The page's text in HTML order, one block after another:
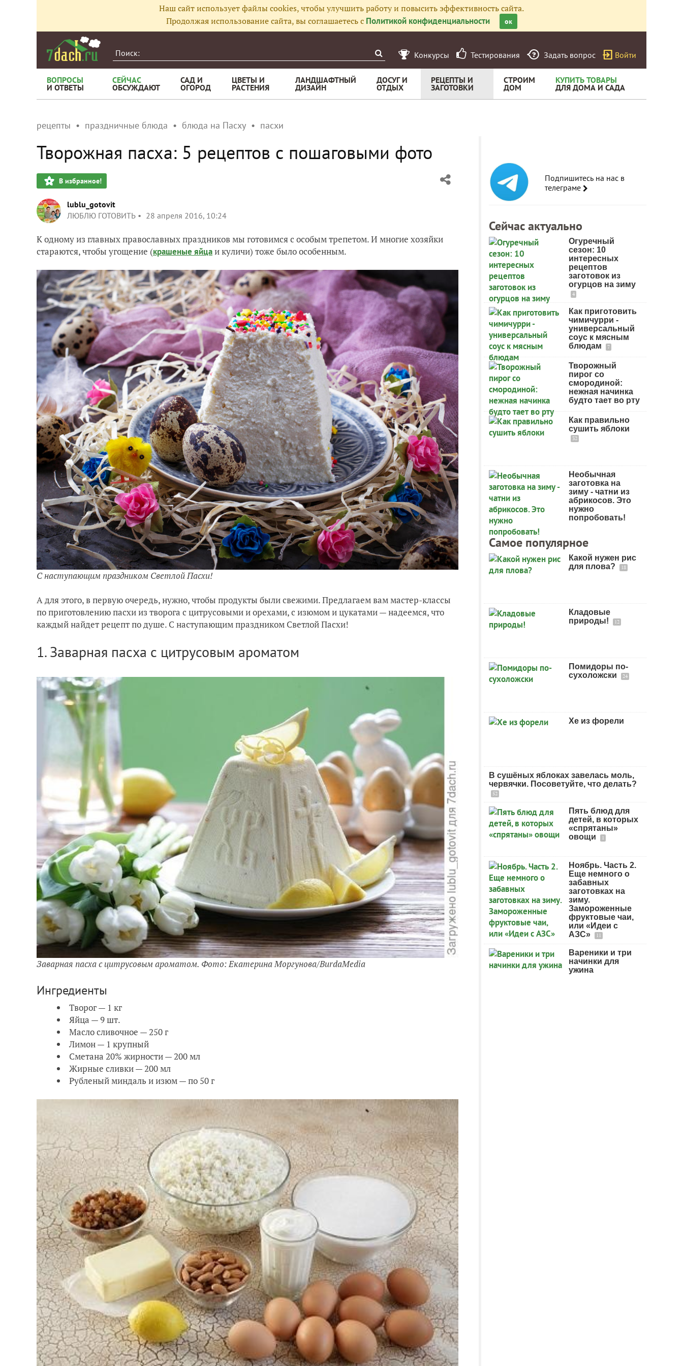
Наш сайт использует файлы cookies, чтобы улучшить работу и повысить эффективность сайта.
Продолжая использование сайта, вы соглашаетесь с Политикой конфиденциальности ок
Конкурсы Тестирования Задать вопрос Войти
ВОПРОСЫ
И ОТВЕТЫ
СЕЙЧАС
ОБСУЖДАЮТ
САД И
ОГОРОД
ЦВЕТЫ И
РАСТЕНИЯ
ЛАНДШАФТНЫЙ
ДИЗАЙН
ДОСУГ И
ОТДЫХ
РЕЦЕПТЫ И
ЗАГОТОВКИ
СТРОИМ
ДОМ
КУПИТЬ ТОВАРЫ
ДЛЯ ДОМА И САДА
рецепты праздничные блюда блюда на Пасху пасхи
Творожная пасха: 5 рецептов с пошаговыми фото
В избранное!
lublu_gotovit
ЛЮБЛЮ ГОТОВИТЬ
28 апреля 2016, 10:24
К одному из главных православных праздников мы готовимся с особым трепетом. И многие хозяйки
стараются, чтобы угощение (крашеные яйцаи куличи) тоже было особенным.
С наступающим праздником Светлой Пасхи!
А для этого, в первую очередь, нужно, чтобы продукты были свежими. Предлагаем вам мастер-классы
по приготовлению пасхи из творога с цитрусовыми и орехами, с изюмом и цукатами — надеемся, что
каждый найдет рецепт по душе. С наступающим праздником Светлой Пасхи!
1. Заварная пасха с цитрусовым ароматом
Заварная пасха с цитрусовым ароматом. Фото: Екатерина Моргунова/BurdaMedia
Ингредиенты
Творог — 1 кг
Яйца — 9 шт.
Масло сливочное — 250 г
Лимон — 1 крупный
Сметана 20% жирности — 200 мл
Жирные сливки — 200 мл
Рубленый миндаль и изюм — по 50 г
Подпишитесь на нас в
телеграме
Сейчас актуально
Огуречный
сезон: 10
интересных
рецептов
заготовок из
огурцов на зиму
4
Как приготовить
чимичурри -
универсальный
соус к мясным
блюдам
7
Творожный
пирог со
смородиной:
нежная начинка
будто тает во рту
Как правильно
сушить яблоки
32
Необычная
заготовка на
зиму - чатни из
абрикосов. Это
нужно
попробовать!
Самое популярное
Какой нужен рис
для плова?
18
Кладовые
природы!
12
Помидоры по-
сухоложски
24
Хе из форели
В сушёных яблоках завелась моль,
червячки. Посоветуйте, что делать?
52
Пять блюд для
детей, в которых
«спрятаны»
овощи
1
Ноябрь. Часть 2.
Еще немного о
забавных
заготовках на
зиму.
Замороженные
фруктовые чаи,
или «Идеи с
АЗС»
11
Вареники и три
начинки для
ужина